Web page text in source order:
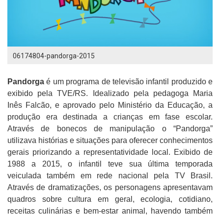
06174804-pandorga-2015
Pandorga é um programa de televisão infantil produzido e
exibido pela TVE/RS. Idealizado pela pedagoga Maria
Inês Falcão, e aprovado pelo Ministério da Educação, a
produção era destinada a crianças em fase escolar.
Através de bonecos de manipulação o “Pandorga”
utilizava histórias e situações para oferecer conhecimentos
gerais priorizando a representatividade local. Exibido de
1988 a 2015, o infantil teve sua última temporada
veiculada também em rede nacional pela TV Brasil.
Através de dramatizações, os personagens apresentavam
quadros sobre cultura em geral, ecologia, cotidiano,
receitas culinárias e bem-estar animal, havendo também